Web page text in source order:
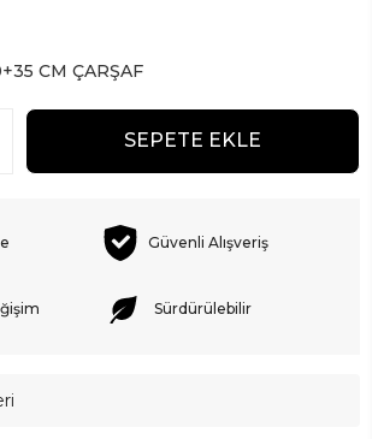
CM ÇARŞAF
SEPETE EKLE
Güvenli Alışveriş
Sürdürülebilir